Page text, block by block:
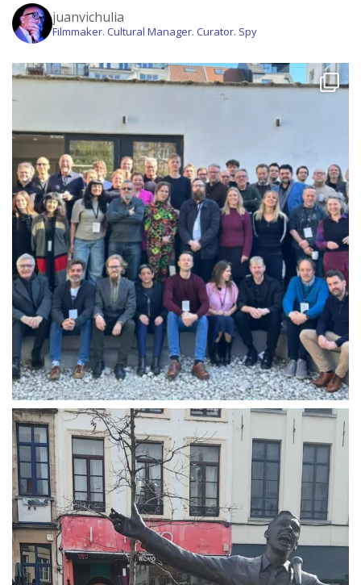
juanvichulia
Filmmaker. Cultural Manager. Curator. Spy